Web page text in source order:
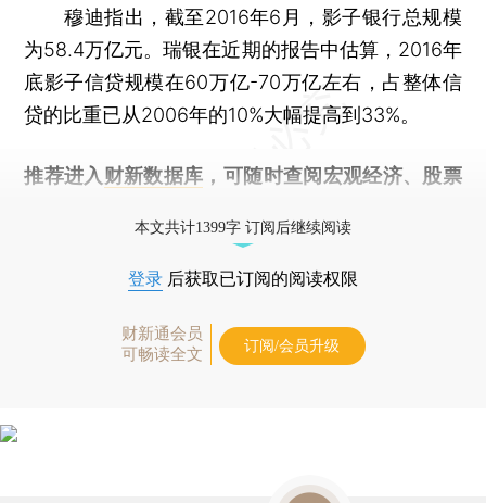
穆迪指出，截至2016年6月，影子银行总规模
为58.4万亿元。瑞银在近期的报告中估算，2016年
底影子信贷规模在60万亿-70万亿左右，占整体信
贷的比重已从2006年的10%大幅提高到33%。
推荐进入 财新数据库 ，可随时查阅宏观经济、股票
本文共计1399字 订阅后继续阅读
登录 后获取已订阅的阅读权限
财新通会员
可畅读全文
订阅/会员升级